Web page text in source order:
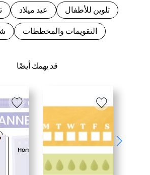
قد يهمك أيضًا
تلوين للأطفال عيد ميلاد
التقويمات والمخططات